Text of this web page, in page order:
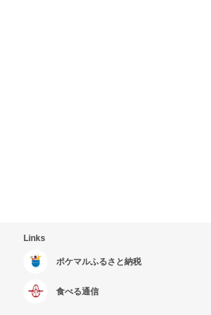
Links
ポケマルふるさと納税
食べる通信